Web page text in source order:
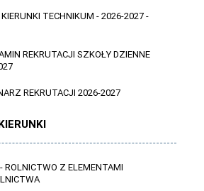
TECHNIKUM - 2026-2027 -
REKRUTACJI SZKOŁY DZIENNE
REKRUTACJI 2026-2027
ROLNICTWO Z ELEMENTAMI